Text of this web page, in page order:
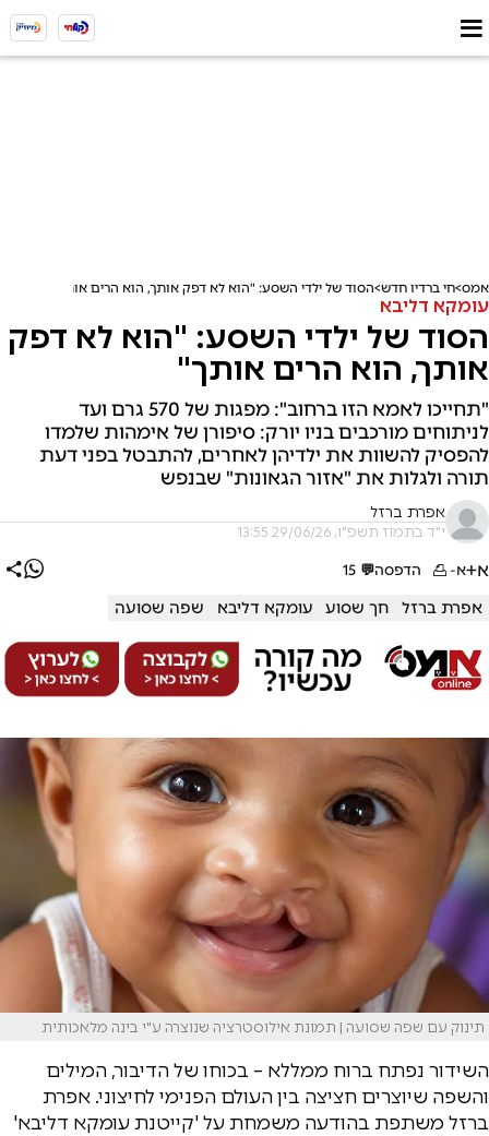
אמס חי ברדיו חדש הסוד של ילדי השסע: "הוא לא דפק אותך, הוא הרים אותך"
עומקא דליבא
הסוד של ילדי השסע: "הוא לא דפק
אותך, הוא הרים אותך"
"תחייכו לאמא הזו ברחוב": מפגות של 570 גרם ועד
לניתוחים מורכבים בניו יורק: סיפורן של אימהות שלמדו
להפסיק להשוות את ילדיהן לאחרים, להתבטל בפני דעת
תורה ולגלות את "אזור הגאונות" שבנפש
אפרת ברזל
י"ד בתמוז תשפ"ו, 29/06/26 13:55
א+א- הדפסה💬
15
אפרת ברזל חך שסוע עומקא דליבא שפה שסועה
תינוק עם שפה שסועה | תמונת אילוסטרציה שנוצרה ע"י בינה מלאכותית
השידור נפתח ברוח ממללא – בכוחו של הדיבור, המילים
והשפה שיוצרים חציצה בין העולם הפנימי לחיצוני. אפרת
ברזל משתפת בהודעה משמחת על 'קייטנת עומקא דליבא'